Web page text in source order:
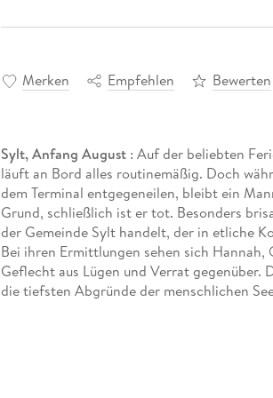
Merken Empfehlen Bewerten
Sylt, Anfang August: Auf der beliebten
läuft an Bord alles routinemäßig. Doch
dem Terminal entgegeneilen, bleibt ein
Grund, schließlich ist er tot. Besonders
der Gemeinde Sylt handelt, der in etliche
Bei ihren Ermittlungen sehen sich
Geflecht aus Lügen und Verrat gegenüber.
die tiefsten Abgründe der menschlichen